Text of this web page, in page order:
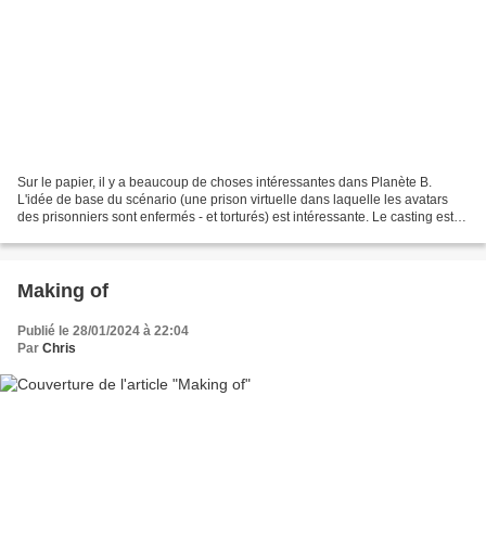
Sur le papier, il y a beaucoup de choses intéressantes dans Planète B.
L'idée de base du scénario (une prison virtuelle dans laquelle les avatars
des prisonniers sont enfermés - et torturés) est intéressante. Le casting est
Making of
Publié le 28/01/2024 à 22:04
Par Chris